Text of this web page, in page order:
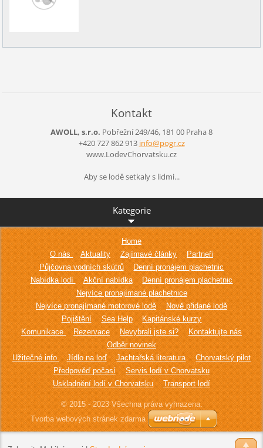
Kontakt
AWOLL, s.r.o. Pobřežní 249/46, 181 00 Praha 8
+420 727 862 913 info@pogr.cz
www.LodevChorvatsku.cz
Aby se lodě setkaly s lidmi...
Kategorie
Home
O nás
Aktuality Zajímavé články
Partneři
Půjčovna vodních skútrů
Denní pronájem plachetnic
Nabídka lodí
Akční nabídka
Denní pronájem plachetnic
Nejvíce pronajímané plachetnice
Nejvíce pronajímané motorové lodě
Nově přidané lodě
Pojištění
Sea Help
Kapitánské kurzy
Komunikace
Rezervace Nevybrali jste si?
Kontaktujte nás
Odběr novinek
Užitečné info
Jídlo na loď Jachtařská literatura
Chorvatský pilot
Předpověď počasí
Servis lodí v Chorvatsku
Uskladnění lodí v Chorvatsku
Transport lodí
© 2015 - 2023 Všechna práva vyhrazena.
Tvorba webových stránek zdarma